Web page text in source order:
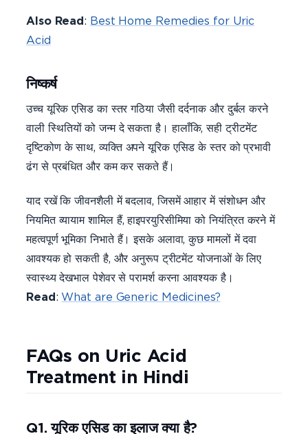
Also Read: Best Home Remedies for Uric
Acid
निष्कर्ष
उच्च यूरिक एसिड का स्तर गठिया जैसी दर्दनाक और दुर्बल करने
वाली स्थितियों को जन्म दे सकता है। हालाँकि, सही ट्रीटमेंट
दृष्टिकोण के साथ, व्यक्ति अपने यूरिक एसिड के स्तर को प्रभावी
ढंग से प्रबंधित और कम कर सकते हैं।
याद रखें कि जीवनशैली में बदलाव, जिसमें आहार में संशोधन और
नियमित व्यायाम शामिल हैं, हाइपरयुरिसीमिया को नियंत्रित करने में
महत्वपूर्ण भूमिका निभाते हैं। इसके अलावा, कुछ मामलों में दवा
आवश्यक हो सकती है, और अनुरूप ट्रीटमेंट योजनाओं के लिए
स्वास्थ्य देखभाल पेशेवर से परामर्श करना आवश्यक है।
Read:What are Generic Medicines?
FAQs on Uric Acid
Treatment in Hindi
Q1. यूरिक एसिड का इलाज क्या है?